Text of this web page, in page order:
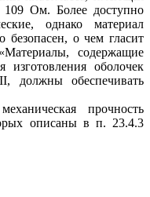
109 Ом. Более доступно
однако материал
о чем гласит
содержащие
оболочек
должны обеспечивать
прочность
описаны в п. 23.4.3